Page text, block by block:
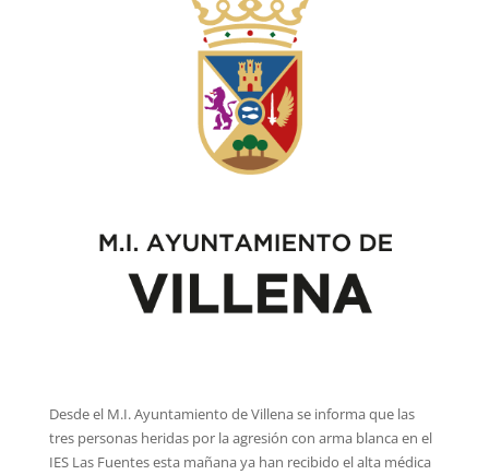
Desde el M.I. Ayuntamiento de Villena se informa que las
tres personas heridas por la agresión con arma blanca en el
IES Las Fuentes esta mañana ya han recibido el alta médica